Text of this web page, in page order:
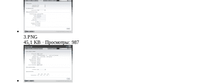
3.PNG
45,1 KB · Просмотры: 987